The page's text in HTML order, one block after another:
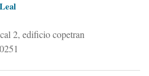
2, edificio copetran